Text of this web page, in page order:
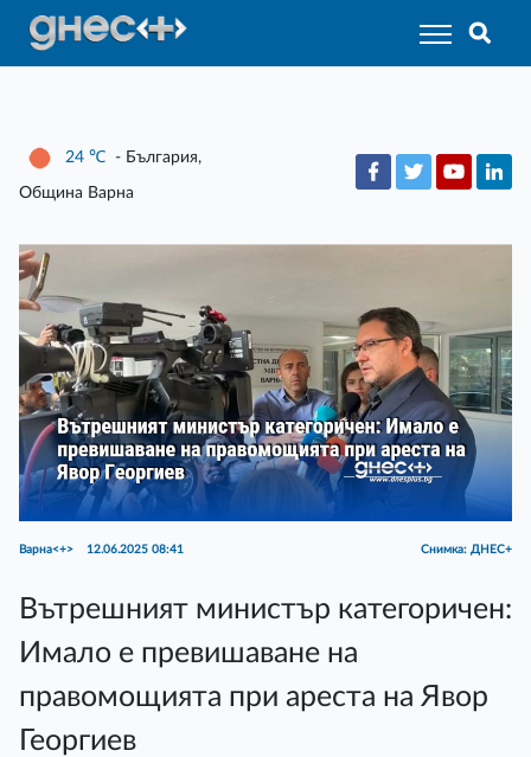
24 ℃ - България,
Община Варна
Варна<+> 12.06.2025 08:41 Снимка: ДНЕС+
Вътрешният министър категоричен:
Имало е превишаване на
правомощията при ареста на Явор
Георгиев